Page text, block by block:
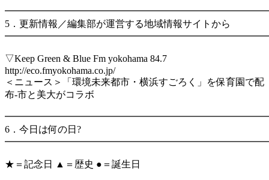
5．更新情報／編集部が運営する地域情報サイトから
▽Keep Green & Blue Fm yokohama 84.7
http://eco.fmyokohama.co.jp/
＜ニュース＞「環境未来都市・横浜すごろく」を保育園で配
布-市と美大がコラボ
6．今日は何の日?
★＝記念日 ▲＝歴史 ●＝誕生日